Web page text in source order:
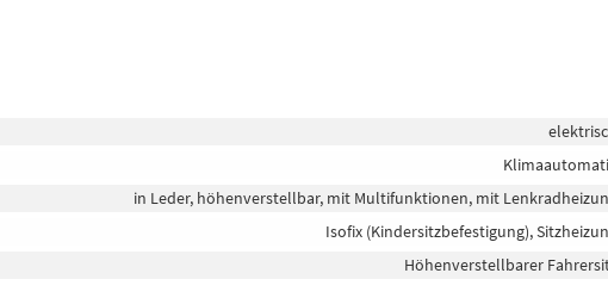
in Leder, höhenverstellbar, mit Multifunktionen, mit
Isofix (Kindersitzbefestigung),
Höhenverstellbarer